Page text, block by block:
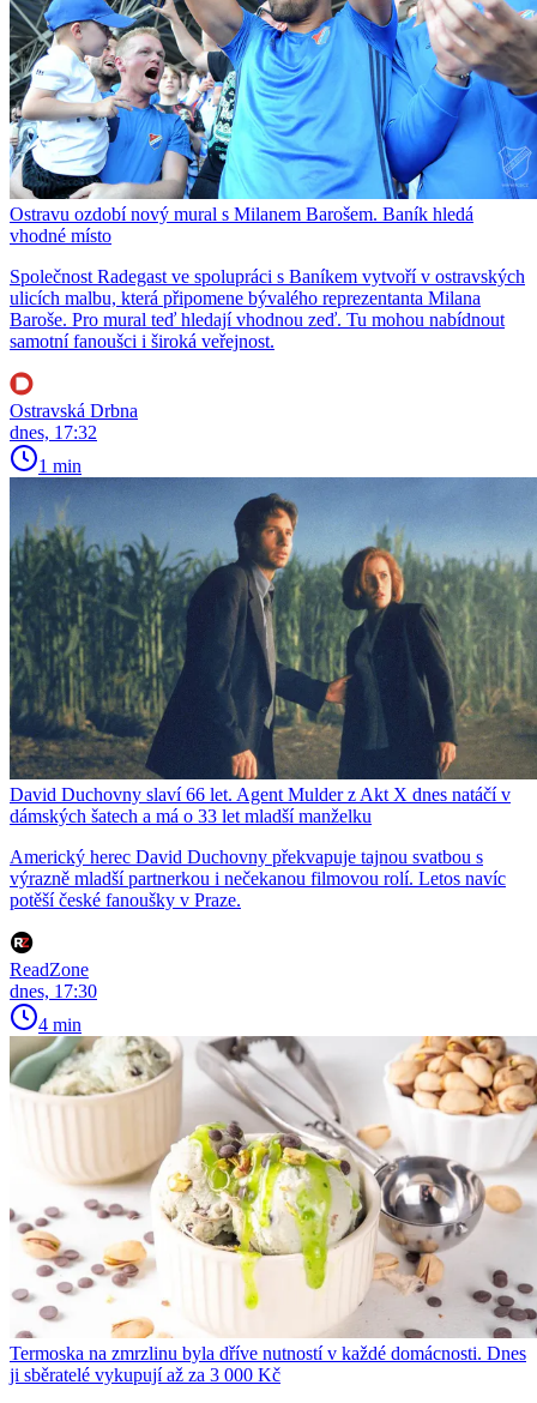
Ostravu ozdobí nový mural s Milanem Barošem. Baník hledá
vhodné místo
Společnost Radegast ve spolupráci s Baníkem vytvoří v ostravských
ulicích malbu, která připomene bývalého reprezentanta Milana
Baroše. Pro mural teď hledají vhodnou zeď. Tu mohou nabídnout
samotní fanoušci i široká veřejnost.
Ostravská Drbna
dnes, 17:32
1 min
David Duchovny slaví 66 let. Agent Mulder z Akt X dnes natáčí v
dámských šatech a má o 33 let mladší manželku
Americký herec David Duchovny překvapuje tajnou svatbou s
výrazně mladší partnerkou i nečekanou filmovou rolí. Letos navíc
potěší české fanoušky v Praze.
ReadZone
dnes, 17:30
4 min
Termoska na zmrzlinu byla dříve nutností v každé domácnosti. Dnes
ji sběratelé vykupují až za 3 000 Kč